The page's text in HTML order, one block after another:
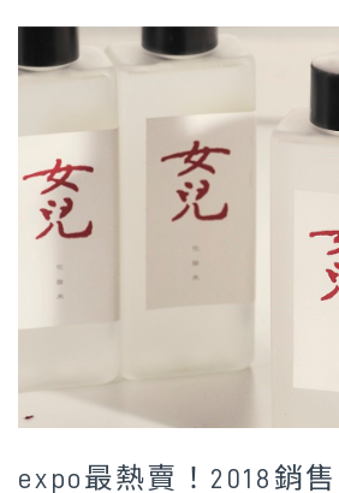
expo最熱賣！2018銷售